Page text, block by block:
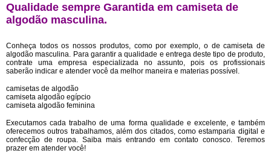
Qualidade sempre Garantida em camiseta de
algodão masculina.
Conheça todos os nossos produtos, como por exemplo, o de camiseta de
algodão masculina. Para garantir a qualidade e entrega deste tipo de produto,
contrate uma empresa especializada no assunto, pois os profissionais
saberão indicar e atender você da melhor maneira e materias possível.
camisetas de algodão
camiseta algodão egípcio
camiseta algodão feminina
Executamos cada trabalho de uma forma qualidade e excelente, e também
oferecemos outros trabalhamos, além dos citados, como estamparia digital e
confecção de roupa. Saiba mais entrando em contato conosco. Teremos
prazer em atender você!